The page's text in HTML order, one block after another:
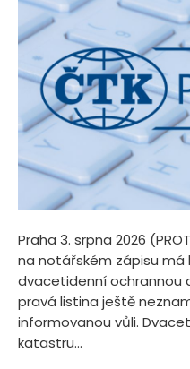
Praha 3. srpna 2026
na notářském zápisu
dvacetidenní ochrannou
pravá listina ještě
informovanou vůli.
katastru...